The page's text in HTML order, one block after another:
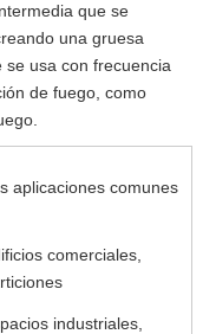
que se
una gruesa
se usa con frecuencia
de fuego, como
aplicaciones comunes
comerciales,
industriales,